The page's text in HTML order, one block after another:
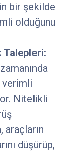
bir şekilde
olduğunu
verimli
Nitelikli
araçların
düşürüp,